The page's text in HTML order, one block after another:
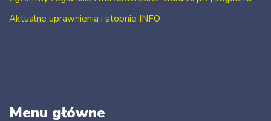
Aktualne uprawnienia i stopnie INFO
Menu główne